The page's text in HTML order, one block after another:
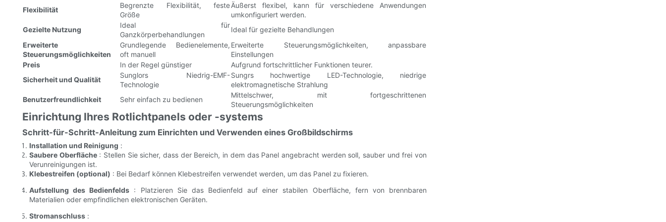
Flexibilität
Begrenzte Flexibilität, feste
Größe
Äußerst flexibel, kann für verschiedene Anwendungen
umkonfiguriert werden.
Gezielte Nutzung
Ideal für
Ganzkörperbehandlungen
Ideal für gezielte Behandlungen
Erweiterte
Steuerungsmöglichkeiten
Grundlegende Bedienelemente,
oft manuell
Erweiterte Steuerungsmöglichkeiten, anpassbare
Einstellungen
Preis
In der Regel günstiger
Aufgrund fortschrittlicher Funktionen teurer.
Sicherheit und Qualität
Sunglors Niedrig-EMF-
Technologie
Sungrs hochwertige LED-Technologie, niedrige
elektromagnetische Strahlung
Benutzerfreundlichkeit
Sehr einfach zu bedienen
Mittelschwer, mit fortgeschrittenen
Steuerungsmöglichkeiten
Einrichtung Ihres Rotlichtpanels oder -systems
Schritt-für-Schritt-Anleitung zum Einrichten und Verwenden eines Großbildschirms
Installation und Reinigung :
Saubere Oberfläche: Stellen Sie sicher, dass der Bereich, in dem das Panel angebracht werden soll, sauber und frei von
Verunreinigungen ist.
Klebestreifen (optional) : Bei Bedarf können Klebestreifen verwendet werden, um das Panel zu fixieren.
Aufstellung des Bedienfelds : Platzieren Sie das Bedienfeld auf einer stabilen Oberfläche, fern von brennbaren
Materialien oder empfindlichen elektronischen Geräten.
Stromanschluss :